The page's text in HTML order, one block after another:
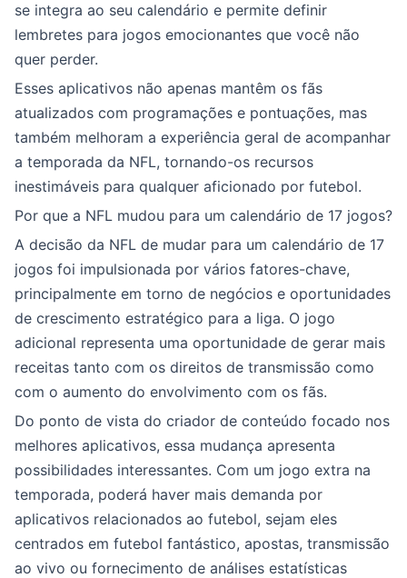
se integra ao seu calendário e permite definir
lembretes para jogos emocionantes que você não
quer perder.
Esses aplicativos não apenas mantêm os fãs
atualizados com programações e pontuações, mas
também melhoram a experiência geral de acompanhar
a temporada da NFL, tornando-os recursos
inestimáveis para qualquer aficionado por futebol.
Por que a NFL mudou para um calendário de 17 jogos?
A decisão da NFL de mudar para um calendário de 17
jogos foi impulsionada por vários fatores-chave,
principalmente em torno de negócios e oportunidades
de crescimento estratégico para a liga. O jogo
adicional representa uma oportunidade de gerar mais
receitas tanto com os direitos de transmissão como
com o aumento do envolvimento com os fãs.
Do ponto de vista do criador de conteúdo focado nos
melhores aplicativos, essa mudança apresenta
possibilidades interessantes. Com um jogo extra na
temporada, poderá haver mais demanda por
aplicativos relacionados ao futebol, sejam eles
centrados em futebol fantástico, apostas, transmissão
ao vivo ou fornecimento de análises estatísticas